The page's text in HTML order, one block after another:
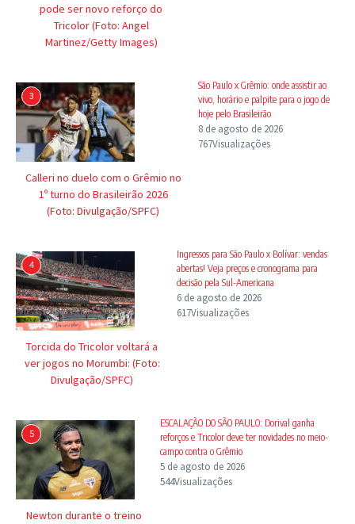
pode ser novo reforço do
Tricolor (Foto: Angel
Martinez/Getty Images)
3
Calleri no duelo com o Grêmio no
1º turno do Brasileirão 2026
(Foto: Divulgação/SPFC)
São Paulo x Grêmio: onde assistir ao
vivo, horário e palpite para o jogo de
hoje pelo Brasileirão
8 de agosto de 2026
767Visualizações
4
Torcida do Tricolor voltará a
ver jogos no Morumbi: (Foto:
Divulgação/SPFC)
Ingressos para São Paulo x Bolívar: vendas
abertas! Veja preços e cronograma para
decisão pela Sul-Americana
6 de agosto de 2026
617Visualizações
5
Newton durante o treino
ESCALAÇÃO DO SÃO PAULO: Dorival ganha
reforços e Tricolor deve ter novidades no meio-
campo contra o Grêmio
5 de agosto de 2026
544Visualizações